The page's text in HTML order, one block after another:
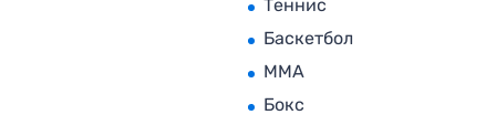
Теннис
Баскетбол
MMA
Бокс